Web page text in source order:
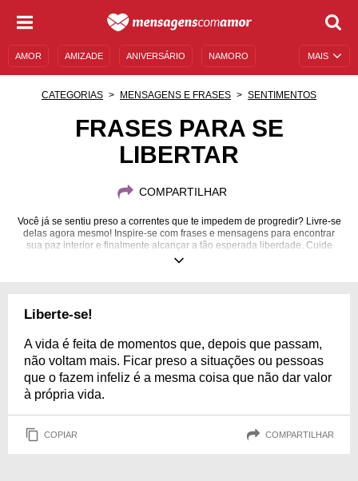
MAIS
AMOR AMIZADE ANIVERSÁRIO NAMORO
MENSAGENS DE ANIVERSÁRIO
CATEGORIAS MENSAGENS E FRASES SENTIMENTOS
FRASES PARA SE
LIBERTAR
COMPARTILHAR
Você já se sentiu preso a correntes que te impedem de progredir? Livre-se
delas agora mesmo! Inspire-se com frases e mensagens para encontrar
sua paz interior e finalmente alcançar a tão esperada liberdade. Cuide
mais de si mesmo!
Liberte-se!
A vida é feita de momentos que, depois que passam,
não voltam mais. Ficar preso a situações ou pessoas
que o fazem infeliz é a mesma coisa que não dar valor
à própria vida.
COPIAR COMPARTILHAR